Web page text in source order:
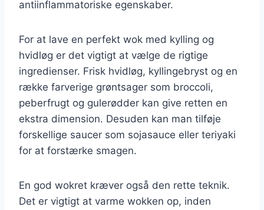
antiinflammatoriske egenskaber.
For at lave en perfekt wok med kylling og
hvidløg er det vigtigt at vælge de rigtige
ingredienser. Frisk hvidløg, kyllingebryst og en
række farverige grøntsager som broccoli,
peberfrugt og gulerødder kan give retten en
ekstra dimension. Desuden kan man tilføje
forskellige saucer som sojasauce eller teriyaki
for at forstærke smagen.
En god wokret kræver også den rette teknik.
Det er vigtigt at varme wokken op, inden